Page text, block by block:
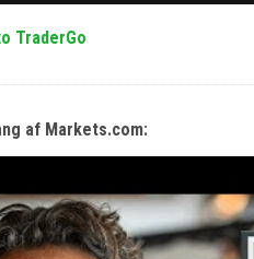
TraderGo
af Markets.com: